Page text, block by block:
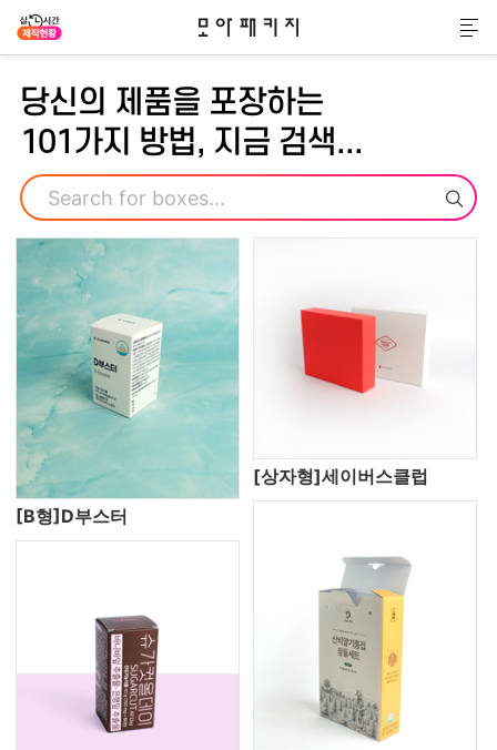
모아패키지
메
당신의 제품을 포장하는
101가지 방법, 지금 검색...
검색
[B형]D부스터
[상자형]세이버스클럽